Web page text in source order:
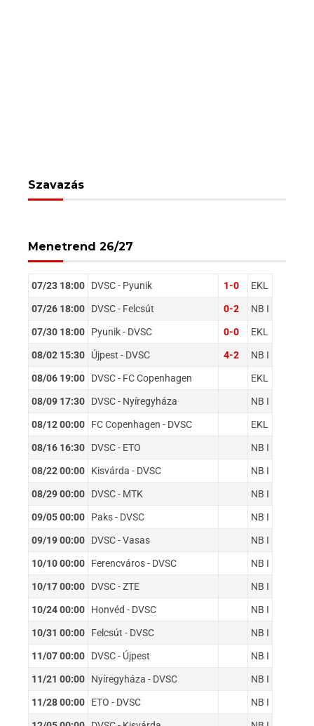
Szavazás
Menetrend 26/27
07/23 18:00 DVSC - Pyunik 1-0 EKL
07/26 18:00 DVSC - Felcsút 0-2 NB I
07/30 18:00 Pyunik - DVSC 0-0 EKL
08/02 15:30 Újpest - DVSC 4-2 NB I
08/06 19:00 DVSC - FC Copenhagen EKL
08/09 17:30 DVSC - Nyíregyháza NB I
08/12 00:00 FC Copenhagen - DVSC EKL
08/16 16:30 DVSC - ETO NB I
08/22 00:00 Kisvárda - DVSC NB I
08/29 00:00 DVSC - MTK NB I
09/05 00:00 Paks - DVSC NB I
09/19 00:00 DVSC - Vasas NB I
10/10 00:00 Ferencváros - DVSC NB I
10/17 00:00 DVSC - ZTE NB I
10/24 00:00 Honvéd - DVSC NB I
10/31 00:00 Felcsút - DVSC NB I
11/07 00:00 DVSC - Újpest NB I
11/21 00:00 Nyíregyháza - DVSC NB I
11/28 00:00 ETO - DVSC NB I